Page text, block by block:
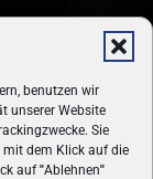
benutzen wir
unserer Website
Sie
mit dem Klick auf die
auf"Ablehnen"